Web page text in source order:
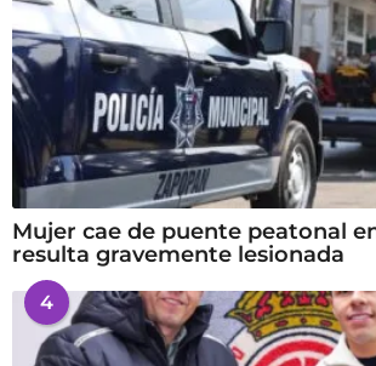
Mujer cae de puente peatonal
resulta gravemente lesionada
4